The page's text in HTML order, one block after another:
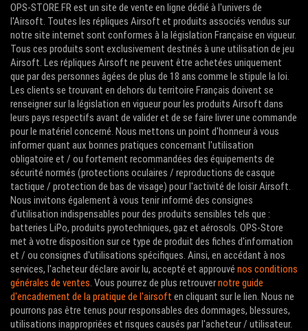
OPS-STORE.FR est un site de vente en ligne dédié à l'univers de
l'Airsoft. Toutes les répliques Airsoft et produits associés vendus sur
notre site internet sont conformes à la législation Française en vigueur.
Tous ces produits sont exclusivement destinés à une utilisation de jeu
Airsoft. Les répliques Airsoft ne peuvent être achetées uniquement
que par des personnes âgées de plus de 18 ans comme le stipule la loi.
Les clients se trouvant en dehors du territoire Français doivent se
renseigner sur la législation en vigueur pour les produits Airsoft dans
leurs pays respectifs avant de valider et de se faire livrer une commande
pour le matériel concerné. Nous mettons un point d'honneur à vous
informer quant aux bonnes pratiques concernant l'utilisation
obligatoire et / ou fortement recommandées des équipements de
sécurité normés (protections oculaires / reproductions de casque
tactique / protection de bas de visage) pour l'activité de loisir Airsoft.
Nous invitons également à vous tenir informé des consignes
d'utilisation indispensables pour des produits sensibles tels que :
batteries LiPo, produits pyrotechniques, gaz et aérosols. OPS-Store
met à votre disposition sur ce type de produit des fiches d'information
et / ou consignes d'utilisations spécifiques. Ainsi, en accédant à nos
services, l'acheteur déclare avoir lu, accepté et approuvé nos conditions
générales de ventes . Vous pourrez de plus retrouvernotre guide
d'encadrement de la pratique de l'airsoft en cliquant sur le lien. Nous ne
pourrons pas être tenus pour responsables des dommages, blessures,
utilisations inappropriées et risques causés par l'acheteur / utilisateur.